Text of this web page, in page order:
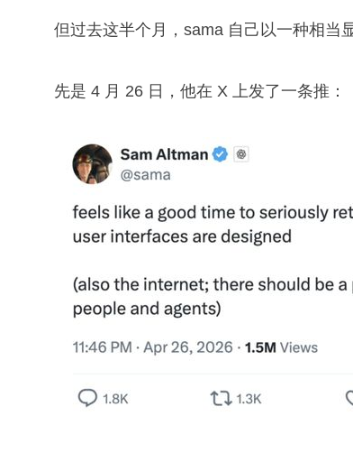
但过去这半个月，sama 自己以一种相当
先是 4 月 26 日，他在 X 上发了一条推：